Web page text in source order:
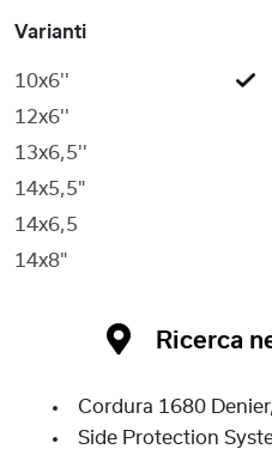
Varianti
10x6''
12x6''
13x6,5''
14x5,5"
14x6,5
14x8"
Ricerca
Cordura 1680
Side Protection